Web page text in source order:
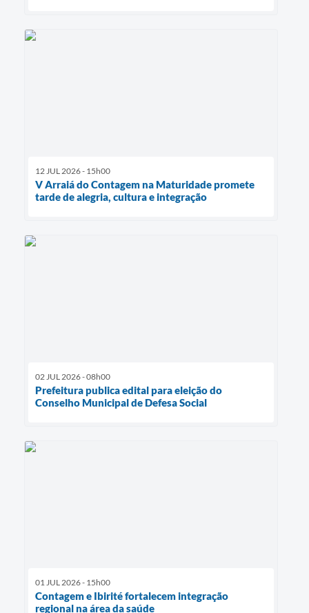
12 JUL 2026 - 15h00
V Arraiá do Contagem na Maturidade promete
tarde de alegria, cultura e integração
02 JUL 2026 - 08h00
Prefeitura publica edital para eleição do
Conselho Municipal de Defesa Social
01 JUL 2026 - 15h00
Contagem e Ibirité fortalecem integração
regional na área da saúde